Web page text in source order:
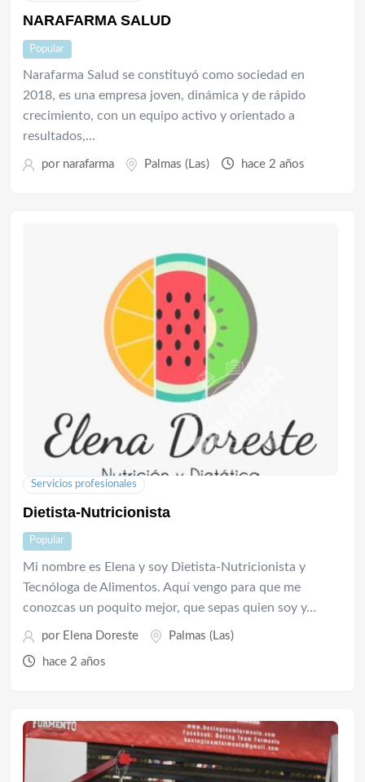
NARAFARMA SALUD
Popular
Narafarma Salud se constituyó como sociedad en
2018, es una empresa joven, dinámica y de rápido
crecimiento, con un equipo activo y orientado a
resultados,…
por narafarma Palmas (Las) hace 2 años
Servicios profesionales
Dietista-Nutricionista
Popular
Mi nombre es Elena y soy Dietista-Nutricionista y
Tecnóloga de Alimentos. Aquí vengo para que me
conozcas un poquito mejor, que sepas quien soy y…
por Elena Doreste Palmas (Las)
hace 2 años